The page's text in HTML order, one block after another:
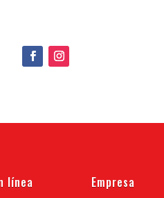
línea Empresa